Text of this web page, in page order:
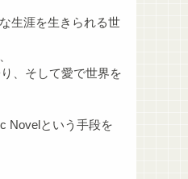
生涯を生きられる世
、そして愛で世界を
Novelという手段を